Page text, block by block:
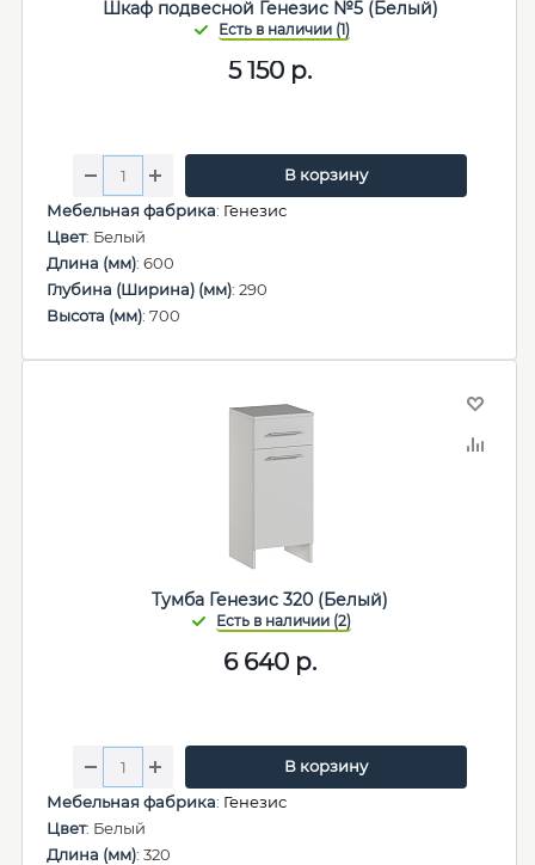
Шкаф подвесной Генезис №5 (Белый)
5 150 р.
В корзину
Мебельная фабрика: Генезис
Цвет: Белый
Длина (мм): 600
Глубина (Ширина) (мм): 290
Высота (мм): 700
Тумба Генезис 320 (Белый)
6 640 р.
В корзину
Мебельная фабрика: Генезис
Цвет: Белый
Длина (мм): 320